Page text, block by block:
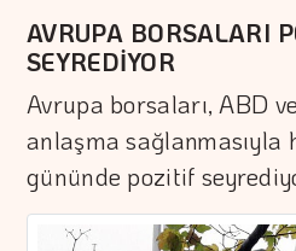
AVRUPA BORSALARI
SEYREDİYOR
Avrupa borsaları, ABD
anlaşma sağlanmasıyla
gününde pozitif